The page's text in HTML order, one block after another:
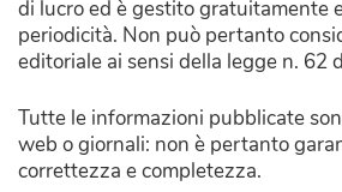
di lucro ed è gestito gratuitamente
periodicità. Non può pertanto
editoriale ai sensi della legge n. 62
Tutte le informazioni pubblicate
web o giornali: non è pertanto
correttezza e completezza.